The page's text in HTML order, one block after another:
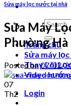
Search
for:
Trang chủ
Sửa máy
Thay Lõi
Video
Login
Sửa máy lọc nước tại nhà
Sửa Máy
Phường Hà
Posted on07/02/
07
Th2